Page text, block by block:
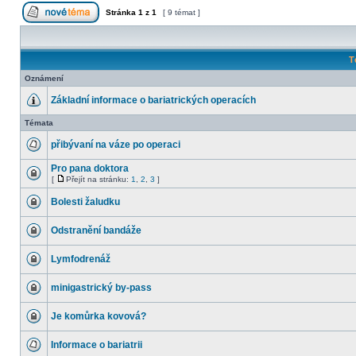
Stránka 1 z 1 [ 9 témat ]
Oznámení
Základní informace o bariatrických operacích
Témata
přibývaní na váze po operaci
Pro pana doktora
[ Přejít na stránku: 1 2 3 ]
Bolesti žaludku
Odstranění bandáže
Lymfodrenáž
minigastrický by-pass
Je komůrka kovová?
Informace o bariatrii